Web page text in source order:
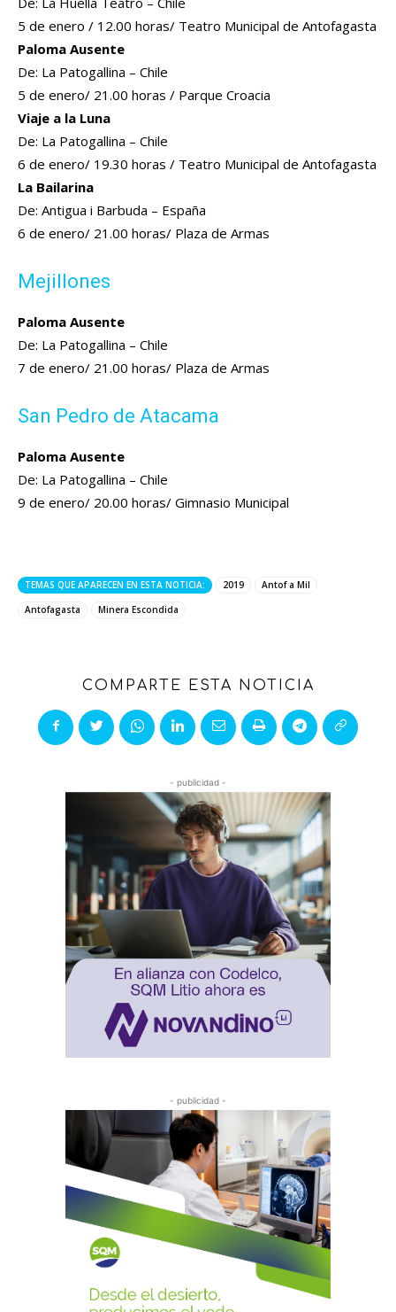
5 de enero / 12.00 horas/ Teatro Municipal de Antofagasta
Paloma Ausente
De: La Patogallina – Chile
5 de enero/ 21.00 horas / Parque Croacia
Viaje a la Luna
De: La Patogallina – Chile
6 de enero/ 19.30 horas / Teatro Municipal de Antofagasta
La Bailarina
De: Antigua i Barbuda – España
6 de enero/ 21.00 horas/ Plaza de Armas
Mejillones
Paloma Ausente
De: La Patogallina – Chile
7 de enero/ 21.00 horas/ Plaza de Armas
San Pedro de Atacama
Paloma Ausente
De: La Patogallina – Chile
9 de enero/ 20.00 horas/ Gimnasio Municipal
TEMAS QUE APARECEN EN ESTA NOTICIA: 2019
Antof a Mil
Antofagasta
Minera Escondida
COMPARTE ESTA NOTICIA
- publicidad -
- publicidad -